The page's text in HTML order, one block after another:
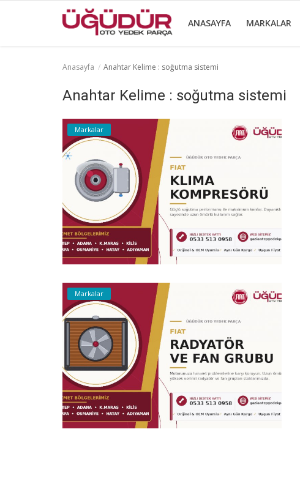
ANASAYFA MARKALAR
Sektörel Bilgiler
Anasayfa Anahtar Kelime : soğutma sistemi
Anahtar Kelime : soğutma sistemi
Markalar
Markalar